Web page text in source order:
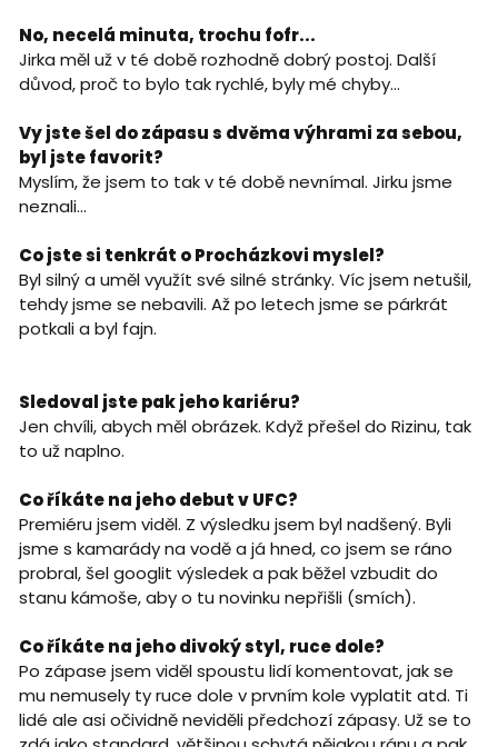
No, necelá minuta, trochu fofr...
Jirka měl už v té době rozhodně dobrý postoj. Další
důvod, proč to bylo tak rychlé, byly mé chyby...
Vy jste šel do zápasu s dvěma výhrami za sebou,
byl jste favorit?
Myslím, že jsem to tak v té době nevnímal. Jirku jsme
neznali...
Co jste si tenkrát o Procházkovi myslel?
Byl silný a uměl využít své silné stránky. Víc jsem netušil,
tehdy jsme se nebavili. Až po letech jsme se párkrát
potkali a byl fajn.
Sledoval jste pak jeho kariéru?
Jen chvíli, abych měl obrázek. Když přešel do Rizinu, tak
to už naplno.
Co říkáte na jeho debut v UFC?
Premiéru jsem viděl. Z výsledku jsem byl nadšený. Byli
jsme s kamarády na vodě a já hned, co jsem se ráno
probral, šel googlit výsledek a pak běžel vzbudit do
stanu kámoše, aby o tu novinku nepřišli (smích).
Co říkáte na jeho divoký styl, ruce dole?
Po zápase jsem viděl spoustu lidí komentovat, jak se
mu nemusely ty ruce dole v prvním kole vyplatit atd. Ti
lidé ale asi očividně neviděli předchozí zápasy. Už se to